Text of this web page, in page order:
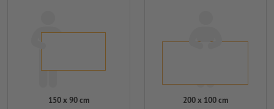
150 x 90 cm 200 x 100 cm